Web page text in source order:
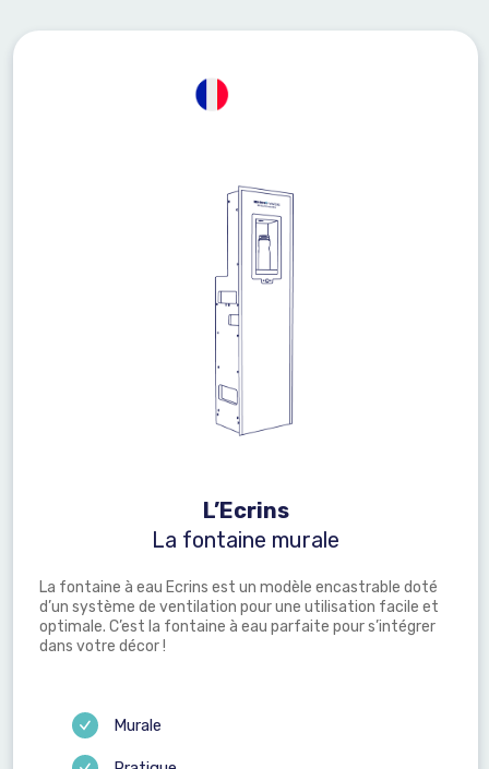
L’Ecrins
La fontaine murale
La fontaine à eau Ecrins est un modèle encastrable doté
d’un système de ventilation pour une utilisation facile et
optimale. C’est la fontaine à eau parfaite pour s’intégrer
dans votre décor !
Murale